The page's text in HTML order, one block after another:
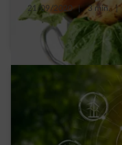
21/09/2020 | 3 min. |
5 tips om als